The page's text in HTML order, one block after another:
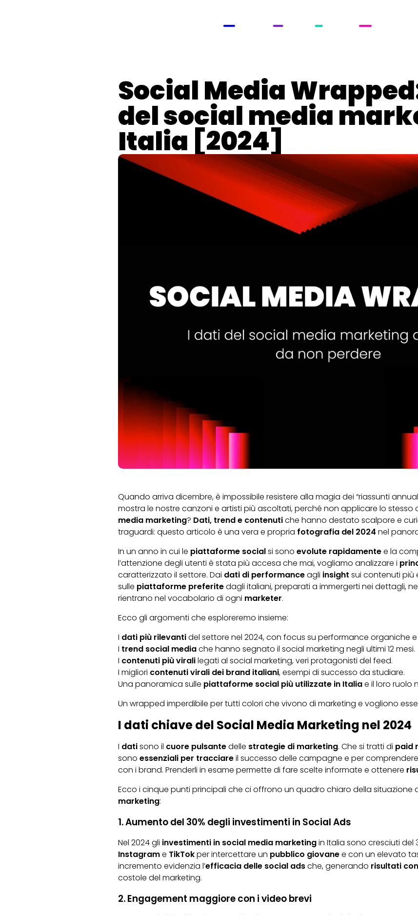
Social Media
del social media
Italia [2024]
Quando arriva dicembre, è impossibile resistere alla magia dei “riassunti
mostra le nostre canzoni e artisti più ascoltati, perché non applicare lo
media marketing? Dati, trend e contenutiche hanno destato scalpore e
traguardi: questo articolo è una vera e propria fotografia del 2024 nel
In un anno in cui le piattaforme socialsi sono evolute rapidamentee la
l’attenzione degli utenti è stata più accesa che mai, vogliamo analizzare i
caratterizzato il settore. Dai dati di performanceagli insight sui contenuti più
sulle piattaforme preferitedagli italiani, preparati a immergerti nei dettagli,
rientrano nel vocabolario di ogni marketer.
Ecco gli argomenti che esploreremo insieme:
I dati più rilevantidel settore nel 2024, con focus su performance organiche
I trend social mediache hanno segnato il social marketing negli ultimi 12 mesi.
I contenuti più viralilegati al social marketing, veri protagonisti del feed.
I migliori contenuti virali dei brand italiani, esempi di successo da studiare.
Una panoramica sulle piattaforme social più utilizzate in Italiae il loro ruolo
Un wrapped imperdibile per tutti colori che vivono di marketing e vogliono
I dati chiave del Social Media Marketing nel 2024
I datisono il cuore pulsantedelle strategie di marketing. Che si tratti di paid
sono essenziali per tracciareil successo delle campagne e per
con i brand. Prenderli in esame permette di fare scelte informate e ottenere
Ecco i cinque punti principali che ci offrono un quadro chiaro della situazione
marketing:
1. Aumento del 30% degli investimenti in Social Ads
Nel 2024 gli investimenti in social media marketingin Italia sono cresciuti del
Instagrame TikTokper intercettare un pubblico giovanee con un elevato
incremento evidenzia l’efficacia delle social adsche, generando risultati
costole del marketing.
2. Engagement maggiore con i video brevi